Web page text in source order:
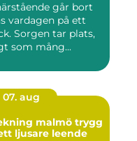
går bort
vardagen på ett
Sorgen tar plats,
som mång...
07. aug
malmö trygg
ljusare leende